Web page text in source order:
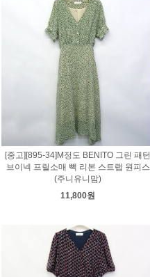
[중고][895-34]M정도 BENITO 그린 패턴
브이넥 프릴소매 빽 리본 스트랩 원피스
(주니유니맘)
11,800원